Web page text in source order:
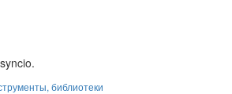
библиотеки